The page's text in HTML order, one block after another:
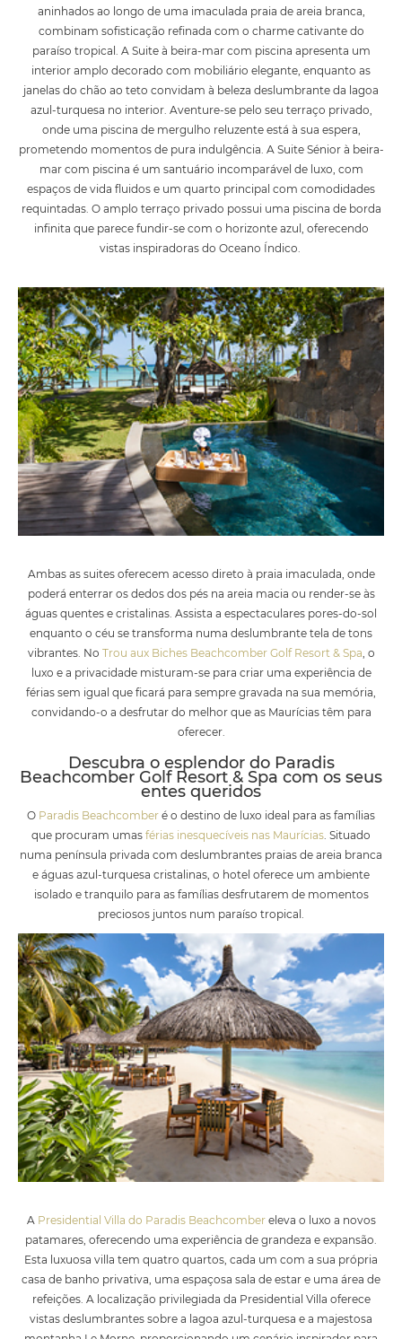
aninhados ao longo de uma imaculada praia de areia branca,
combinam sofisticação refinada com o charme cativante do
paraíso tropical. A Suite à beira-mar com piscina apresenta um
interior amplo decorado com mobiliário elegante, enquanto as
janelas do chão ao teto convidam à beleza deslumbrante da lagoa
azul-turquesa no interior. Aventure-se pelo seu terraço privado,
onde uma piscina de mergulho reluzente está à sua espera,
prometendo momentos de pura indulgência. A Suite Sénior à beira-
mar com piscina é um santuário incomparável de luxo, com
espaços de vida fluidos e um quarto principal com comodidades
requintadas. O amplo terraço privado possui uma piscina de borda
infinita que parece fundir-se com o horizonte azul, oferecendo
vistas inspiradoras do Oceano Índico.
Ambas as suites oferecem acesso direto à praia imaculada, onde
poderá enterrar os dedos dos pés na areia macia ou render-se às
águas quentes e cristalinas. Assista a espectaculares pores-do-sol
enquanto o céu se transforma numa deslumbrante tela de tons
vibrantes. No Trou aux Biches Beachcomber Golf Resort & Spa, o
luxo e a privacidade misturam-se para criar uma experiência de
férias sem igual que ficará para sempre gravada na sua memória,
convidando-o a desfrutar do melhor que as Maurícias têm para
oferecer.
Descubra o esplendor do Paradis
Beachcomber Golf Resort & Spa com os seus
entes queridos
O Paradis Beachcomber é o destino de luxo ideal para as famílias
que procuram umas férias inesquecíveis nas Maurícias. Situado
numa península privada com deslumbrantes praias de areia branca
e águas azul-turquesa cristalinas, o hotel oferece um ambiente
isolado e tranquilo para as famílias desfrutarem de momentos
preciosos juntos num paraíso tropical.
A Presidential Villa do Paradis Beachcomber eleva o luxo a novos
patamares, oferecendo uma experiência de grandeza e expansão.
Esta luxuosa villa tem quatro quartos, cada um com a sua própria
casa de banho privativa, uma espaçosa sala de estar e uma área de
refeições. A localização privilegiada da Presidential Villa oferece
vistas deslumbrantes sobre a lagoa azul-turquesa e a majestosa